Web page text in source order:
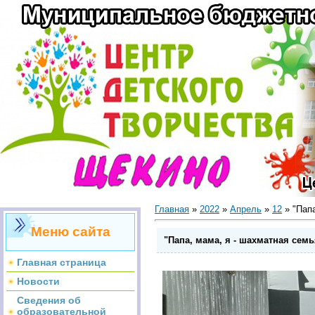
Меню сайта
Главная страница
Новости
Сведения об
образовательной
Главная » 2022 » Апрель » 12 »
"Папа, мама, я - шахматная